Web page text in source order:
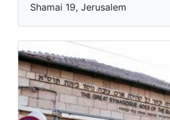
Shamai 19, Jerusalem